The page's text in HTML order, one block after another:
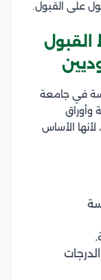
على القبول.
القبول
في جامعة
وأوراق
الأساس